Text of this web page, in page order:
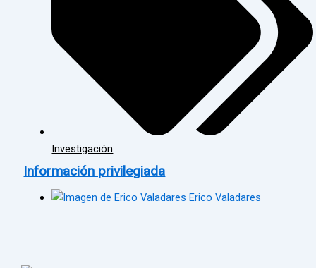
Investigación
Información privilegiada
Erico Valadares